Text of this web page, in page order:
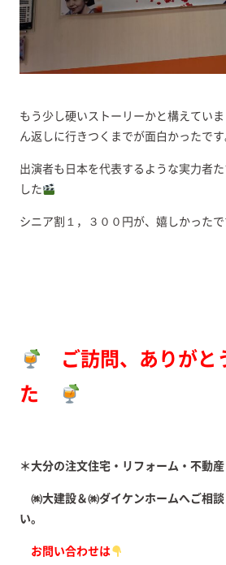
もう少し硬いストーリーかと構えてい
ん返しに行きつくまでが面白かったです
出演者も日本を代表するような実力者
した
シニア割１，３００円が、嬉しかったで
ご訪問、ありがと
た
＊大分の注文住宅・リフォーム・不動
㈱大建設＆㈱ダイケンホームへご相談
い。
お問い合わせは